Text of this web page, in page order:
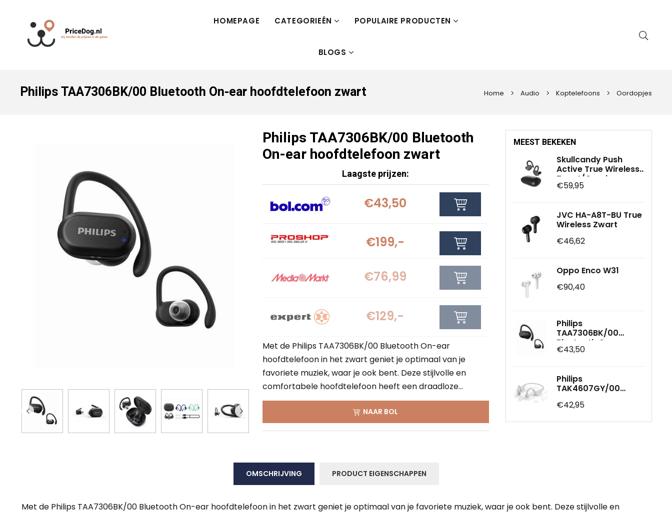
HOMEPAGE CATEGORIEËN POPULAIRE PRODUCTEN
BLOGS
Philips TAA7306BK/00 Bluetooth On-ear hoofdtelefoon zwart Home Audio Koptelefoons Oordopjes
Philips TAA7306BK/00 Bluetooth
On-ear hoofdtelefoon zwart
Laagste prijzen:
€43,50
€76,99
€129,-
€199,-
Met de Philips TAA7306BK/00 Bluetooth On-ear
hoofdtelefoon in het zwart geniet je optimaal van je
favoriete muziek, waar je ook bent. Deze stijlvolle en
comfortabele hoofdtelefoon heeft een draadloze...
NAAR BOL
MEEST BEKEKEN
Skullcandy Push
Active True Wireless
Zwart/Oranje
€59,95
JVC HA-A8T-BU True
Wireless Zwart
€46,62
Oppo Enco W31
€90,40
Philips
TAA7306BK/00
Bluetooth On-ear
hoofdtelefoon zwart
€43,50
Philips
TAK4607GY/00
koptelefoon
€42,95
OMSCHRIJVING PRODUCT EIGENSCHAPPEN
Met de Philips TAA7306BK/00 Bluetooth On-ear hoofdtelefoon in het zwart geniet je optimaal van je favoriete muziek, waar je ook bent. Deze stijlvolle en